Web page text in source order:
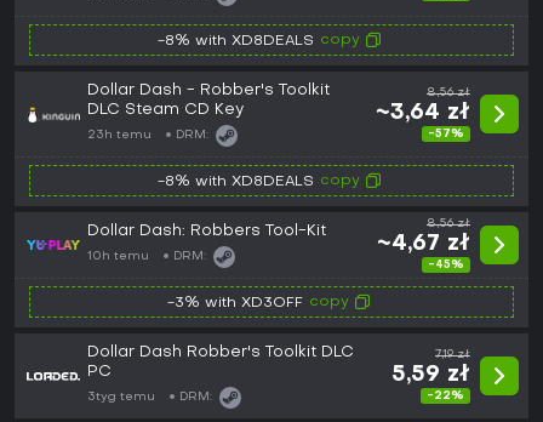
-8% with XD8DEALS copy
Dollar Dash - Robber's Toolkit
DLC Steam CD Key
23h temu DRM:
8,56 zł
~3,64 zł
-57%
-8% with XD8DEALS copy
Dollar Dash: Robbers Tool-Kit
10h temu DRM:
8,56 zł
~4,67 zł
-45%
-3% with XD3OFF copy
Dollar Dash Robber's Toolkit DLC
PC
3tyg temu DRM:
7,19 zł
5,59 zł
-22%